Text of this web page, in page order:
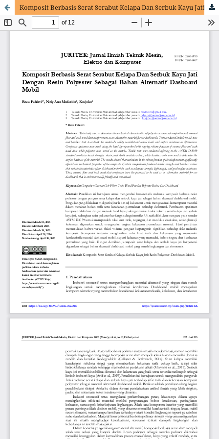
Komposit Berbasis Serat Serabut Kelapa Dan Serbuk Kayu Jati Dengan Resin Polyester Sebagai Bahan Alternatif Dasboard Mobil